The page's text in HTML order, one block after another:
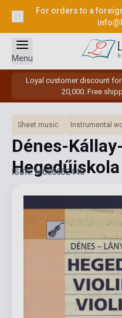
For orders to a
Loyal customer discount
20,000. Free
Menu
Sheet music Instrumental
Dénes-
ISBN: M080052440